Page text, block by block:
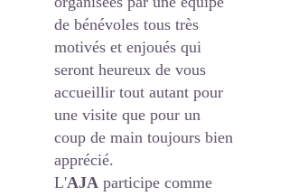
de bénévoles tous très
motivés et enjoués qui
seront heureux de vous
accueillir tout autant pour
une visite que pour un
coup de main toujours bien
apprécié.
L'AJA participe comme